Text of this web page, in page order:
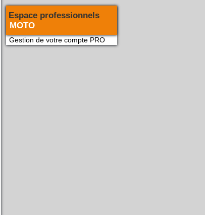
Espace professionnels
MOTO
Gestion de votre compte PRO